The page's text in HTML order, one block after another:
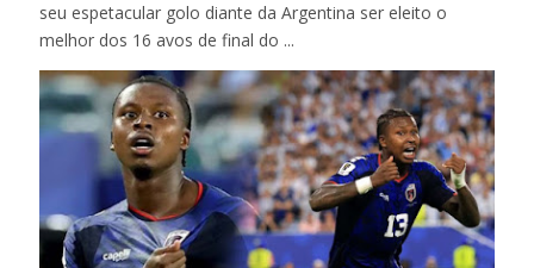
seu espetacular golo diante da Argentina ser eleito o
melhor dos 16 avos de final do ...